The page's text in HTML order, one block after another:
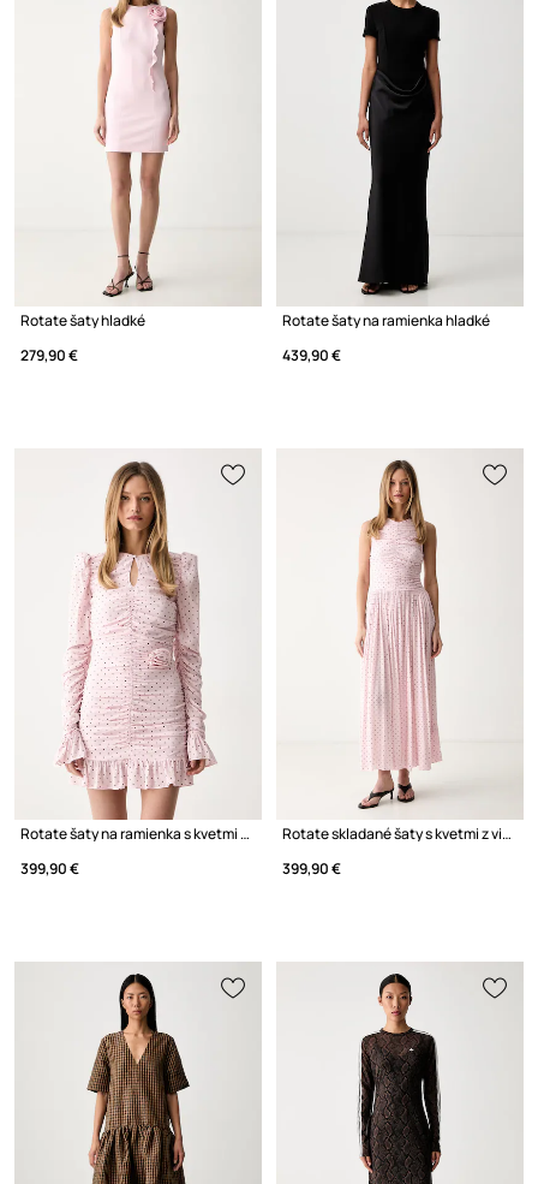
Rotate šaty hladké
279,90 €
Rotate šaty na ramienka hladké
439,90 €
Rotate šaty na ramienka s kvetmi z viskózy
399,90 €
Rotate skladané šaty s kvetmi z viskózy
399,90 €